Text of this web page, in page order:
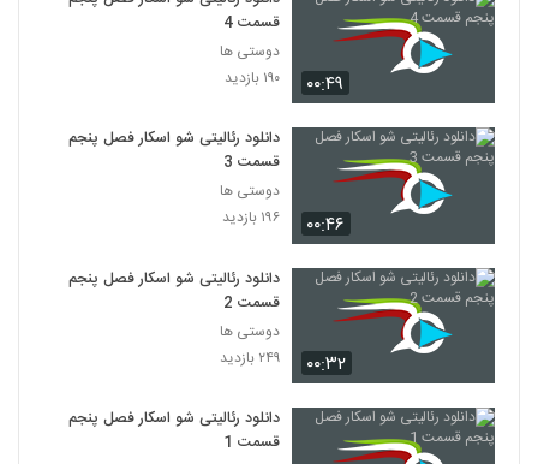
۰۰:۴۹
قسمت 4
دوستی ها
۱۹۰ بازدید
۰۰:۴۶
دانلود رئالیتی شو اسکار فصل پنجم
قسمت 3
دوستی ها
۱۹۶ بازدید
۰۰:۳۲
دانلود رئالیتی شو اسکار فصل پنجم
قسمت 2
دوستی ها
۲۴۹ بازدید
دانلود رئالیتی شو اسکار فصل پنجم
قسمت 1